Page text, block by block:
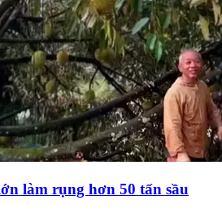
làm rụng hơn 50 tấn sầu